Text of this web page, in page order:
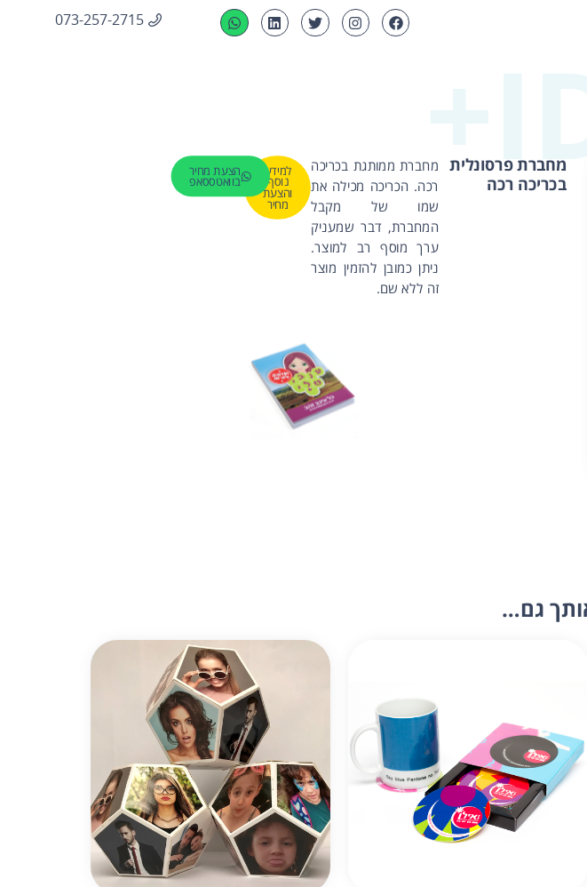
073-257-2715
מחברת פרסונלית
בכריכה רכה
מחברת ממותגת בכריכה
רכה. הכריכה מכילה את
שמו של מקבל
המחברת, דבר שמעניק
ערך מוסף רב למוצר.
ניתן כמובן להזמין מוצר
זה ללא שם.
למידע
נוסף
והצעת
מחיר
הצעת מחיר
בוואטססאפ
אותך גם…